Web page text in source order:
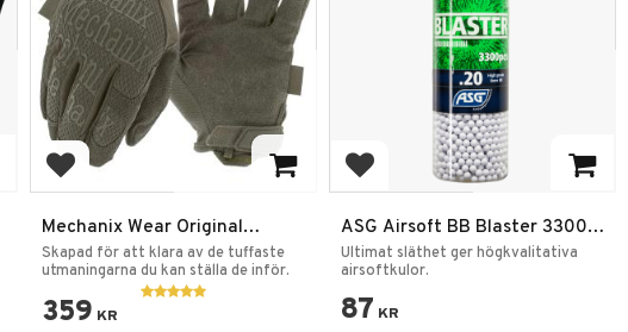
Add to favorites
Mechanix Wear Original
Handskar
Skapad för att klara av de tuffaste
utmaningarna du kan ställa de inför.
359 KR
Add to favorites
ASG Airsoft BB Blaster 3300
skott
Ultimat släthet ger högkvalitativa
airsoftkulor.
87 KR